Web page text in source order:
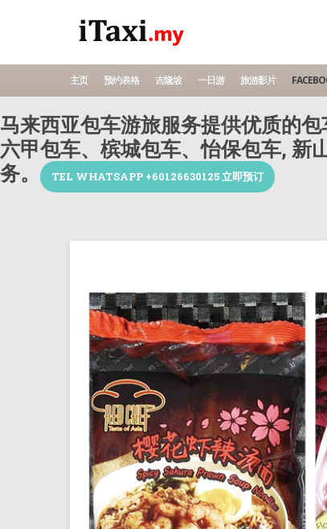
主页 预约表格 吉隆坡 一日游 旅游影片
马来西亚包车游旅服务提供优质的
六甲包车、槟城包车、怡保包车, 新
务。
TEL WHATSAPP +60126630125 立即预订